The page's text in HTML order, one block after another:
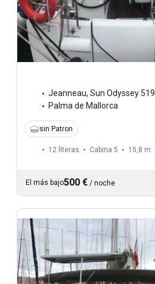
Jeanneau, Sun Odyssey 519
Palma de Mallorca
sin Patron
12 literas Cabina 5 15,8 m
El más bajo500 € / noche